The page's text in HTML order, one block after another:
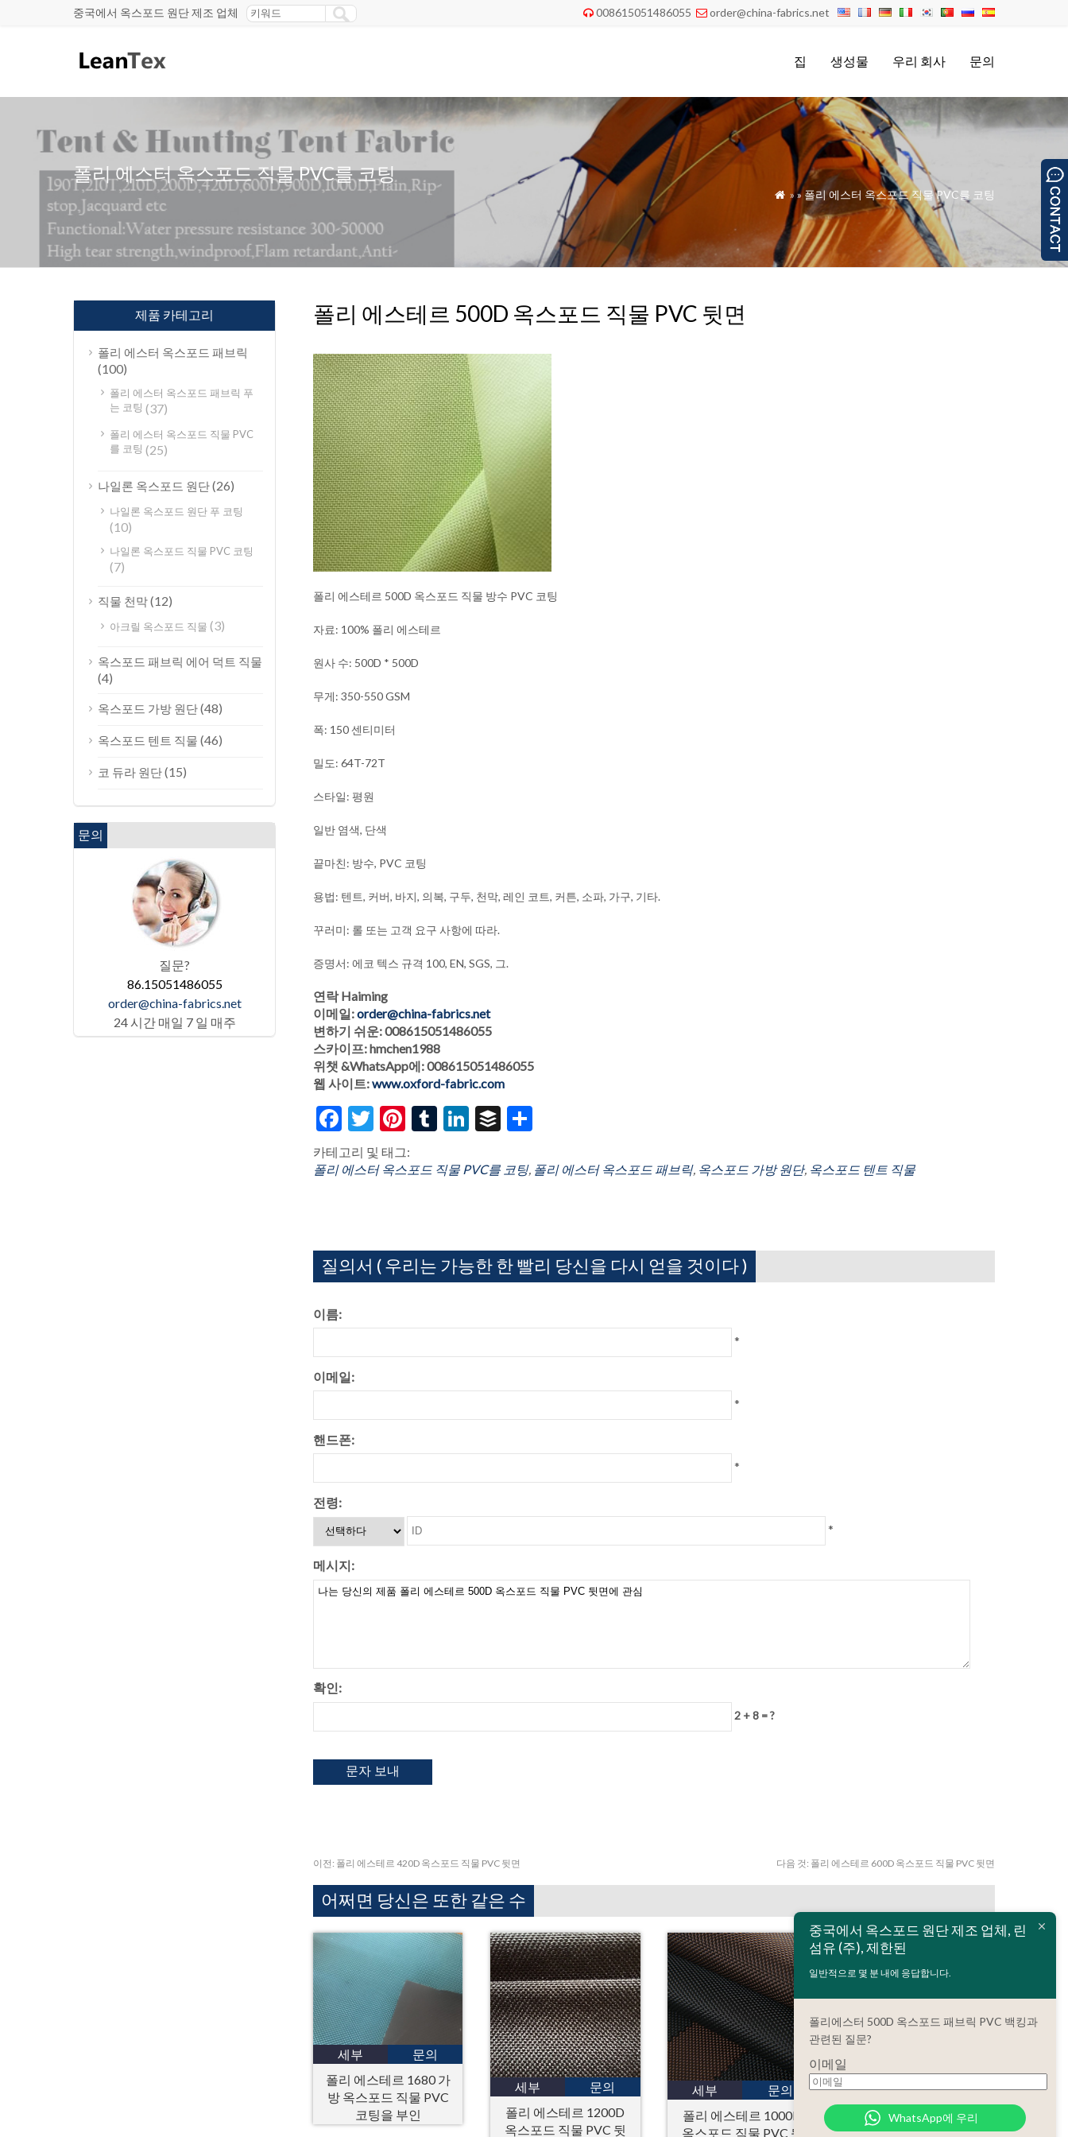
중국에서 옥스포드 원단 제조 업체  008615051486055  order@china-fabrics.net
집 생성물 우리 회사 문의
폴리 에스터 옥스포드 직물 PVC를 코팅
 »»폴리 에스터 옥스포드 직물 PVC를 코팅
폴리 에스테르 500D 옥스포드 직물 PVC 뒷면
폴리 에스테르 500D 옥스포드 직물 방수 PVC 코팅
자료: 100% 폴리 에스테르
원사 수: 500D * 500D
무게: 350-550 GSM
폭: 150 센티미터
밀도: 64T-72T
스타일: 평원
일반 염색, 단색
끝마친: 방수, PVC 코팅
용법: 텐트, 커버, 바지, 의복, 구두, 천막, 레인 코트, 커튼, 소파, 가구, 기타.
꾸러미: 롤 또는 고객 요구 사항에 따라.
증명서: 에코 텍스 규격 100, EN, SGS, 그.
연락 Haiming
이메일:order@china-fabrics.net
변하기 쉬운: 008615051486055
스카이프: hmchen1988
위챗 &WhatsApp에: 008615051486055
웹 사이트:www.oxford-fabric.com
Facebook
Twitter
Pinterest
Tumblr
LinkedIn
Buffer
Share
카테고리 및 태그:
폴리 에스터 옥스포드 직물 PVC를 코팅, 폴리 에스터 옥스포드 패브릭, 옥스포드 가방 원단, 옥스포드 텐트 직물
질의서 ( 우리는 가능한 한 빨리 당신을 다시 얻을 것이다 )
이름:
*
이메일:
*
핸드폰:
*
전령:
*
메시지:
확인:
2 + 8 = ?
이전: 폴리 에스테르 420D 옥스포드 직물 PVC 뒷면 다음 것: 폴리 에스테르 600D 옥스포드 직물 PVC 뒷면
어쩌면 당신은 또한 같은 수
세부
문의
폴리 에스테르 1680 가
방 옥스포드 직물 PVC
코팅을 부인
세부
문의
폴리 에스테르 1200D
옥스포드 직물 PVC 뒷
세부
문의
폴리 에스테르 1000D
옥스포드 직물 PVC 뒷
세부
문의
폴리 에스테르 900D 옥
제품 카테고리
폴리 에스터 옥스포드 패브릭
(100)
폴리 에스터 옥스포드 패브릭 푸
는 코팅 (37)
폴리 에스터 옥스포드 직물 PVC
를 코팅 (25)
나일론 옥스포드 원단(26)
나일론 옥스포드 원단 푸 코팅
(10)
나일론 옥스포드 직물 PVC 코팅
(7)
직물 천막(12)
아크릴 옥스포드 직물 (3)
옥스포드 패브릭 에어 덕트 직물
(4)
옥스포드 가방 원단(48)
옥스포드 텐트 직물 (46)
코 듀라 원단(15)
문의
질문?
86.15051486055
order@china-fabrics.net
24 시간 매일 7 일 매주
중국에서 옥스포드 원단 제조 업체, 린
섬유 (주), 제한된
일반적으로 몇 분 내에 응답합니다.
폴리에스터 500D 옥스포드 패브릭 PVC 백킹과
관련된 질문?
이메일
WhatsApp에 우리